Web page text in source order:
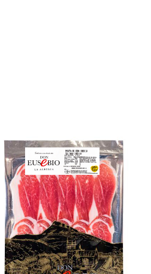
Loncheado paleta de
cebo ibérico 50% raza
ibérica